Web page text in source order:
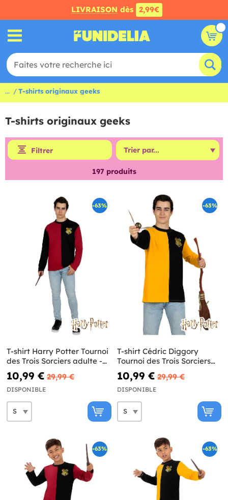
LIVRAISON dès 2,99€
... T-shirts originaux geeks
T-shirts originaux geeks
Filtrer
197 produits
-63%
T-shirt Harry Potter Tournoi
des Trois Sorciers adulte -
Harry Potter
10,99 € 29,99 €
DISPONIBLE
-63%
T-shirt Cédric Diggory
Tournoi des Trois Sorciers
adulte -Harry Potter
10,99 € 29,99 €
DISPONIBLE
-63% -63%